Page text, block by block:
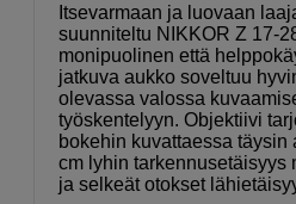
Itsevarmaan ja luovaan
suunniteltu NIKKOR Z 17-
monipuolinen että
jatkuva aukko soveltuu
olevassa valossa
työskentelyyn. Objektiivi
bokehin kuvattaessa
cm lyhin tarkennusetäisyys
ja selkeät otokset